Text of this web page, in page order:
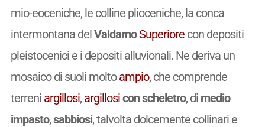
mio-eoceniche, le colline plioceniche, la conca
intermontana delValdarnoSuperiorecon depositi
pleistocenici e i depositi alluvionali. Ne deriva un
mosaico di suoli moltoampio, che comprende
terreni argillosi, argillosicon scheletro, di medio
impasto,sabbiosi, talvolta dolcemente collinari e